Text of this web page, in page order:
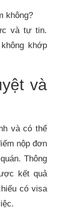
không?
và tự tin.
khớp
và
và có thể
nộp đơn
Thông
kết quả
có visa